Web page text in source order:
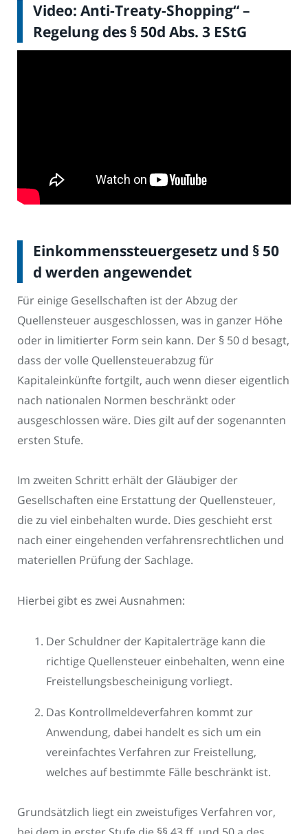
Video: Anti-Treaty-Shopping“ –
Regelung des § 50d Abs. 3 EStG
Einkommenssteuergesetz und § 50
d werden angewendet
Für einige Gesellschaften ist der Abzug der
Quellensteuer ausgeschlossen, was in ganzer Höhe
oder in limitierter Form sein kann. Der § 50 d besagt,
dass der volle Quellensteuerabzug für
Kapitaleinkünfte fortgilt, auch wenn dieser eigentlich
nach nationalen Normen beschränkt oder
ausgeschlossen wäre. Dies gilt auf der sogenannten
ersten Stufe.
Im zweiten Schritt erhält der Gläubiger der
Gesellschaften eine Erstattung der Quellensteuer,
die zu viel einbehalten wurde. Dies geschieht erst
nach einer eingehenden verfahrensrechtlichen und
materiellen Prüfung der Sachlage.
Hierbei gibt es zwei Ausnahmen:
Der Schuldner der Kapitalerträge kann die
richtige Quellensteuer einbehalten, wenn eine
Freistellungsbescheinigung vorliegt.
Das Kontrollmeldeverfahren kommt zur
Anwendung, dabei handelt es sich um ein
vereinfachtes Verfahren zur Freistellung,
welches auf bestimmte Fälle beschränkt ist.
Grundsätzlich liegt ein zweistufiges Verfahren vor,